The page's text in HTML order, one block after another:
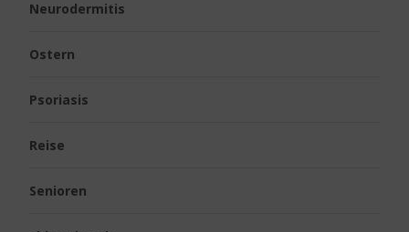
Neurodermitis
Ostern
Psoriasis
Reise
Senioren